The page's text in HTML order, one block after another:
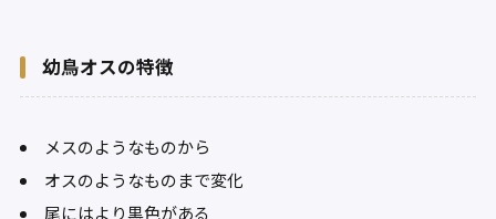
幼鳥オスの特徴
メスのようなものから
オスのようなものまで変化
尾にはより黒色がある